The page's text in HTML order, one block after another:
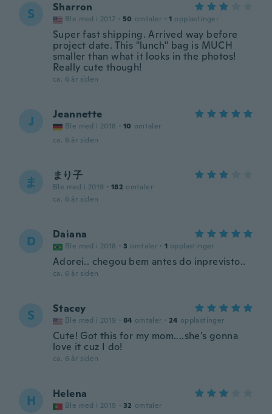
S Sharron
Ble med i 2017 · 50 omtaler · 1 opplastinger
Super fast shipping. Arrived way before
project date. This "lunch" bag is MUCH
smaller than what it looks in the photos!
Really cute though!
ca. 6 år siden
J Jeannette
Ble med i 2018 · 10 omtaler
ca. 6 år siden
ま まり子
Ble med i 2019 · 182 omtaler
ca. 6 år siden
D Daiana
Ble med i 2018 · 3 omtaler · 1 opplastinger
Adorei.. chegou bem antes do inprevisto..
ca. 6 år siden
S Stacey
Ble med i 2019 · 84 omtaler · 24 opplastinger
Cute! Got this for my mom....she's gonna
love it cuz I do!
ca. 6 år siden
H Helena
Ble med i 2019 · 32 omtaler